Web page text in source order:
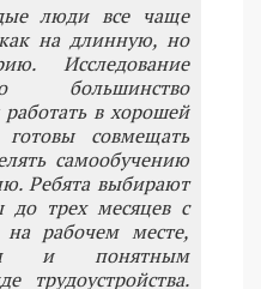
люди все чаще
на длинную, но
Исследование
большинство
в хорошей
совмещать
самообучению
Ребята выбирают
до трех месяцев с
рабочем месте,
и понятным
трудоустройства.